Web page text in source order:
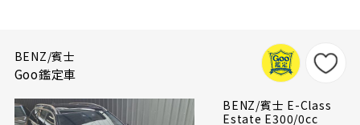
BENZ/賓士
Goo鑑定車
BENZ/賓士 E-Class
Estate E300/0cc